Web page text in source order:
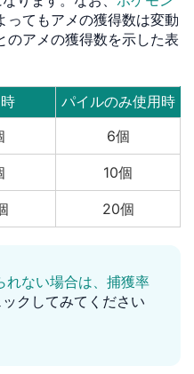
ってもアメの獲得数は変動
のアメの獲得数を示した表
パイルのみ使用時
6個
10個
20個
れない場合は、捕獲率
ックしてみてください